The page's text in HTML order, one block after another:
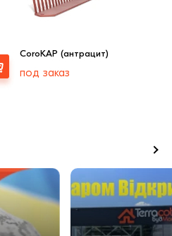
CoroKAP (антрацит)
под заказ